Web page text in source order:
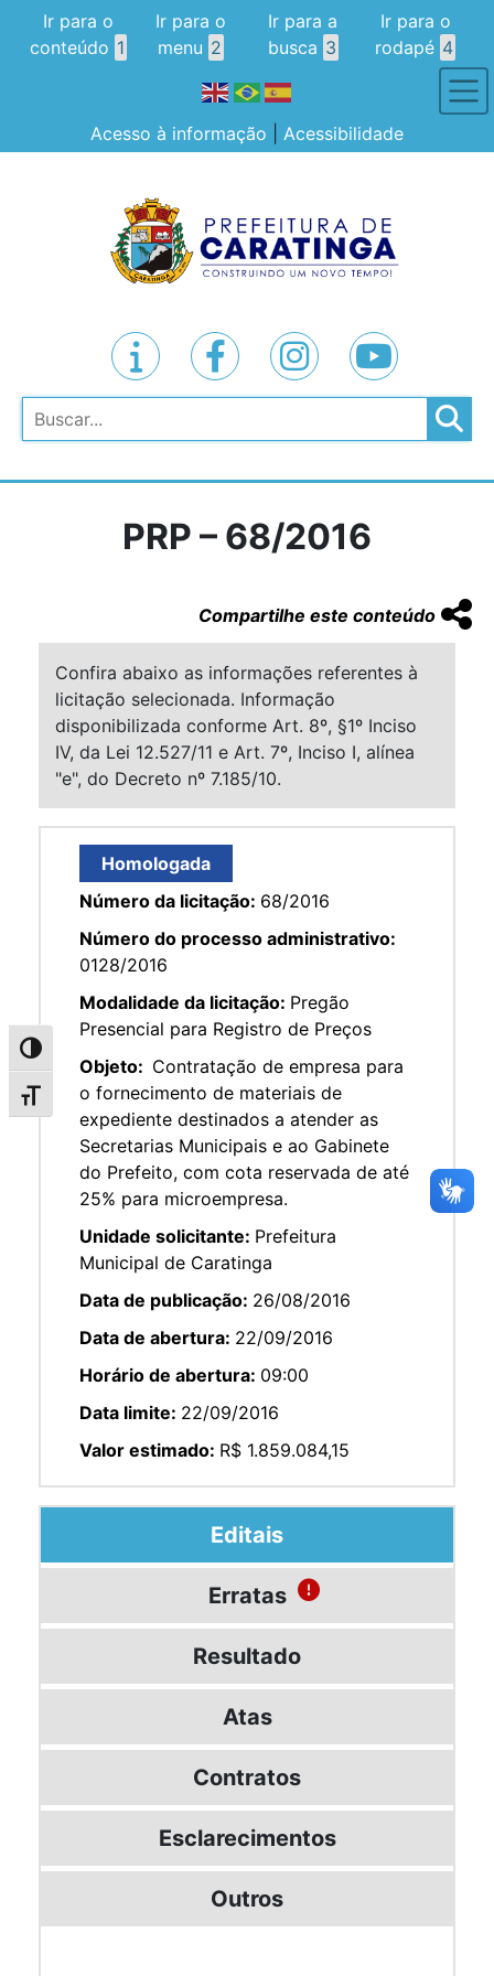
Alternar alto contraste
Alternar tamanho da fonte
Ir para o
conteúdo 1
Ir para o
menu 2
Ir para a
busca 3
Ir para o
rodapé 4
Acesso à informação Acessibilidade
Pesquisar
PRP – 68/2016
Compartilhe este conteúdo
Confira abaixo as informações referentes à
licitação selecionada. Informação
disponibilizada conforme Art. 8º, §1º Inciso
IV, da Lei 12.527/11 e Art. 7º, Inciso I, alínea
"e", do Decreto nº 7.185/10.
Homologada
Número da licitação: 68/2016
Número do processo administrativo:
0128/2016
Modalidade da licitação: Pregão
Presencial para Registro de Preços
Objeto: Contratação de empresa para
o fornecimento de materiais de
expediente destinados a atender as
Secretarias Municipais e ao Gabinete
do Prefeito, com cota reservada de até
25% para microempresa.
Unidade solicitante: Prefeitura
Municipal de Caratinga
Data de publicação: 26/08/2016
Data de abertura: 22/09/2016
Horário de abertura: 09:00
Data limite: 22/09/2016
Valor estimado: R$ 1.859.084,15
Editais
Erratas
Resultado
Atas
Contratos
Esclarecimentos
Outros